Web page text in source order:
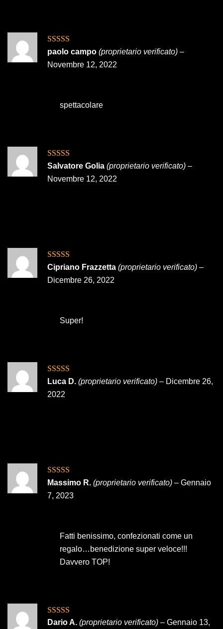
Valutato5su
5
paolo campo (proprietario verificato) –
Novembre 12, 2022
spettacolare
Valutato4
su 5
Salvatore Golia (proprietario verificato) –
Novembre 12, 2022
Valutato5su
5
Cipriano Frazzetta (proprietario verificato) –
Dicembre 26, 2022
Super!
Valutato 5su
5
Luca D. (proprietario verificato) – Dicembre 26,
2022
Valutato5su
5
Massimo R. (proprietario verificato) – Gennaio
7, 2023
Fatti benissimo, confezionati come un
regalo…benedizione super veloce!!!
Davvero TOP!
Valutato su
Dario A. (proprietario verificato) – Gennaio 13,